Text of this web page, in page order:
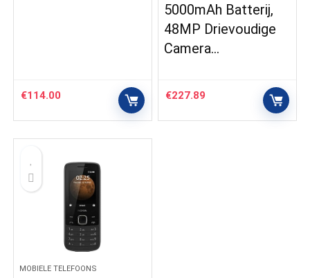
€114.00
5000mAh Batterij,
48MP Drievoudige
Camera…
€227.89
MOBIELE TELEFOONS